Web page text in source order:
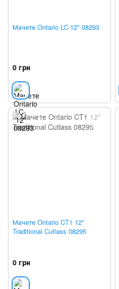
Мачете Ontario LC-12" 08293
0 грн
Мачете Ontario CT1 12"
Traditional Cutlass 08295
0 грн